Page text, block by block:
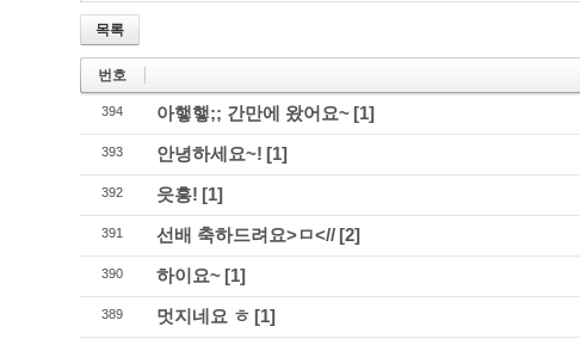
목록
번호
394 아햏햏;; 간만에 왔어요~[1]
393 안녕하세요~! [1]
392 읏흥! [1]
391 선배 축하드려요>ㅁ<//[2]
390 하이요~[1]
389 멋지네요 ㅎ [1]